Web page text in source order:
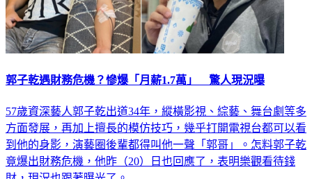
郭子乾遇財務危機？慘爆「月薪1.7萬」 驚人現況曝
57歲資深藝人郭子乾出道34年，縱橫影視、綜藝、舞台劇等多
方面發展，再加上擅長的模仿技巧，幾乎打開電視台都可以看
到他的身影，演藝圈後輩都得叫他一聲「郭哥」。怎料郭子乾
竟爆出財務危機，他昨（20）日也回應了，表明樂觀看待錢